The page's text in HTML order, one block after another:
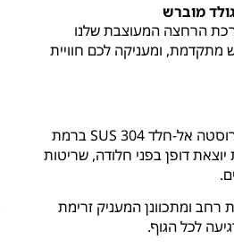
הרחצה המעוצבת שלנו
מתקדמת, ומעניקה לכם חוויית
המערכת מיוצרת מנירוסטה אל-חלד SUS 304 ברמת
שריטות
ומתכוונן המעניק זרימת
לכל הגוף.